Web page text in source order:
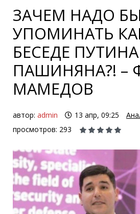
ЗАЧЕМ НАДО
УПОМИНАТЬ
БЕСЕДЕ
ПАШИНЯНА?! –
МАМЕДОВ
автор: admin 13 апр, 09:25
просмотров: 293